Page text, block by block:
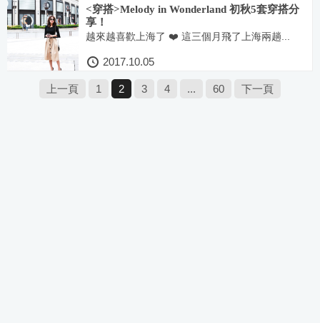
<穿搭>Melody in Wonderland 初秋5套穿搭分
享！
越來越喜歡上海了 ❤️ 這三個月飛了上海兩趟...
2017.10.05
上一頁 1 2 3 4 ... 60 下一頁